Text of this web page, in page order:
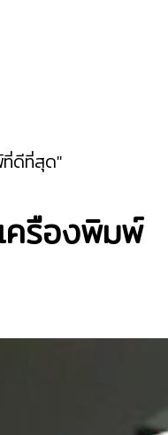
ที่ดีที่สุด"
ครืองพิมพ์